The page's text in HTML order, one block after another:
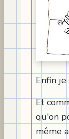
Enfin je
Et
qu'on
même